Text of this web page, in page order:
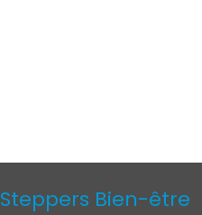
Steppers Bien-être